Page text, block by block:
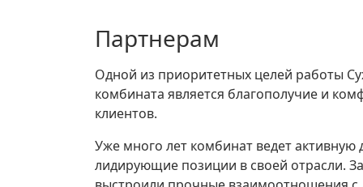
Партнерам
Одной из приоритетных целей работы
комбината является благополучие и
клиентов.
Уже много лет комбинат ведет активную
лидирующие позиции в своей отрасли.